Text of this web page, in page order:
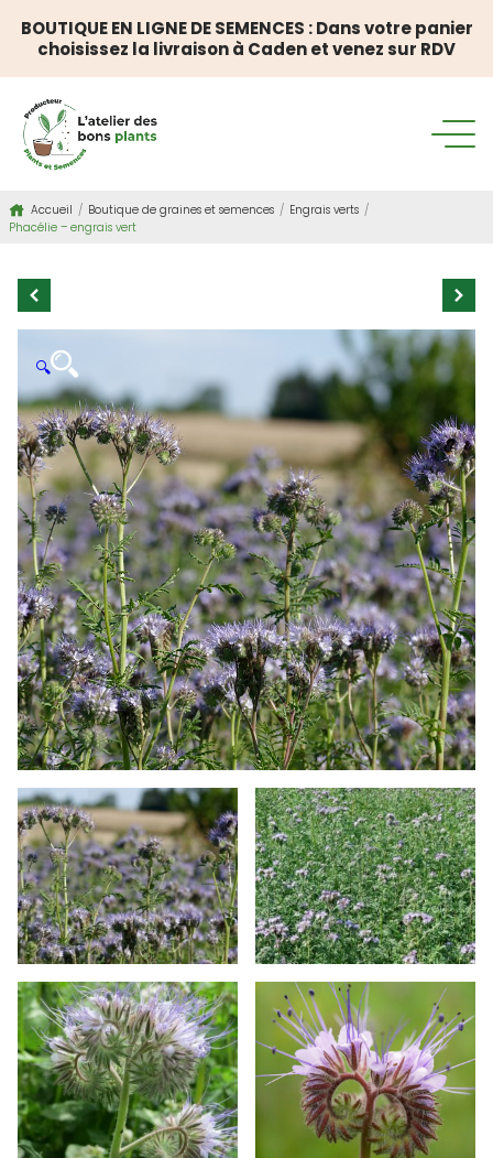
BOUTIQUE EN LIGNE DE SEMENCES : Dans votre panier
choisissez la livraison à Caden et venez sur RDV
Accueil / Boutique de graines et semences / Engrais verts /
Phacélie – engrais vert
🔍